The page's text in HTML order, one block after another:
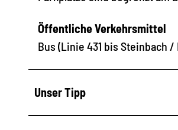
Öffentliche Verkehrsmittel
Bus (Linie 431 bis Steinbach
Unser Tipp